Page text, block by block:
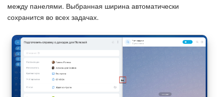
Филиальная сеть
Приложение Битрикс24
Общие вопросы
Битрикс24 в коробке
между панелями. Выбранная ширина автоматически
сохранится во всех задачах.